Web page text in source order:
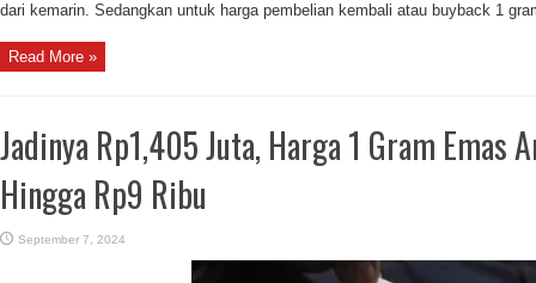
dari kemarin. Sedangkan untuk harga pembelian kembali atau buyback 1
Read More »
Jadinya Rp1,405 Juta, Harga 1 Gram Emas
Hingga Rp9 Ribu
September 7, 2024